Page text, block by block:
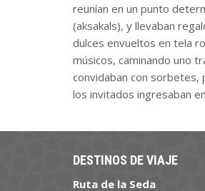
reunían en un punto
(aksakals), y llevaban
dulces envueltos en tela
músicos, caminando uno
convidaban con sorbetes,
los invitados ingresaban
DESTINOS DE VIAJE
Ruta de la Seda